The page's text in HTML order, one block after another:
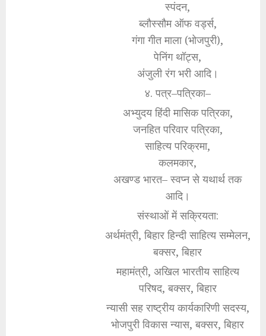
स्पंदन,
ब्लौस्सौम ऑफ वर्ड्स,
गंगा गीत माला (भोजपुरी),
पेनिंग थॉट्स,
अंजुली रंग भरी आदि।
४. पत्र–पत्रिका–
अभ्युदय हिंदी मासिक पत्रिका,
जनहित परिवार पत्रिका,
साहित्य परिक्रमा,
कलमकार,
अखण्ड भारत– स्वप्न से यथार्थ तक
आदि।
संस्थाओं में सक्रियता:
अर्थमंत्री, बिहार हिन्दी साहित्य सम्मेलन,
बक्सर, बिहार
महामंत्री, अखिल भारतीय साहित्य
परिषद, बक्सर, बिहार
न्यासी सह राष्ट्रीय कार्यकारिणी सदस्य,
भोजपुरी विकास न्यास, बक्सर, बिहार